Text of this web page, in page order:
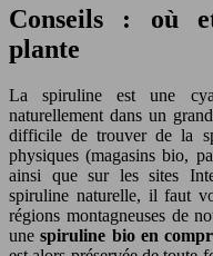
Conseils : où
plante
La spiruline est une
naturellement dans un
difficile de trouver de la
physiques (magasins bio,
ainsi que sur les sites
spiruline naturelle, il faut
régions montagneuses de
unespiruline bio en